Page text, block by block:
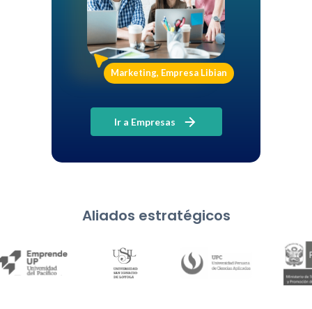
Marketing, Empresa Libian
Ir a Empresas
Aliados estratégicos